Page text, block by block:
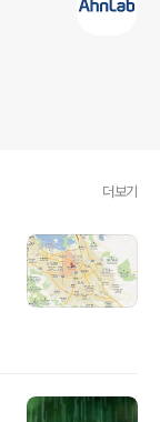
더보기